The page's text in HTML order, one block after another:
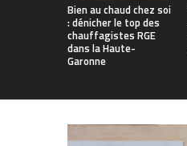
Bien au chaud chez soi
: dénicher le top des
chauffagistes RGE
dans la Haute-
Garonne